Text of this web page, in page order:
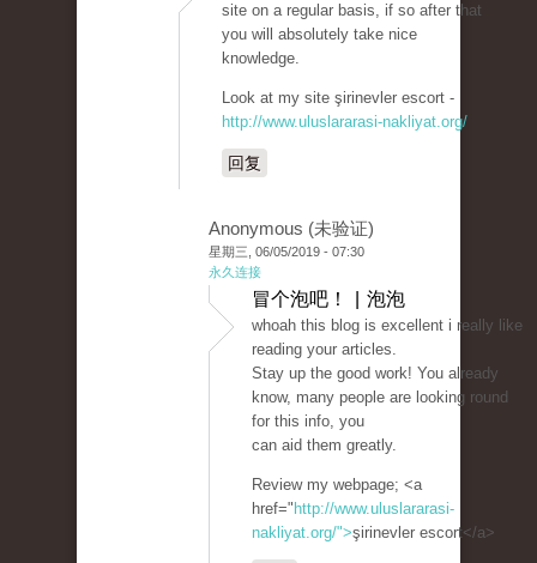
site on a regular basis, if so after that
you will absolutely take nice
knowledge.
Look at my site şirinevler escort -
http://www.uluslararasi-nakliyat.org/
回复
Anonymous (未验证)
星期三, 06/05/2019 - 07:30
永久连接
冒个泡吧！ | 泡泡
whoah this blog is excellent i really like
reading your articles.
Stay up the good work! You already
know, many people are looking round
for this info, you
can aid them greatly.
Review my webpage; <a
href=" http://www.uluslararasi-
nakliyat.org/">şirinevler escort</a>